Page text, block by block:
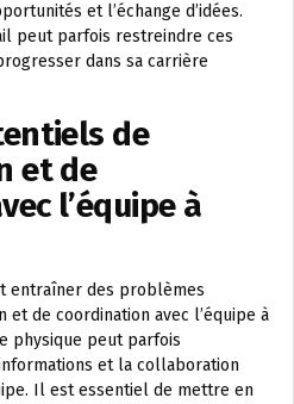
et l’échange d’idées.
peut parfois restreindre ces
dans sa carrière
de
et de
l’équipe à
entraîner des problèmes
et de coordination avec l’équipe à
physique peut parfois
et la collaboration
Il est essentiel de mettre en